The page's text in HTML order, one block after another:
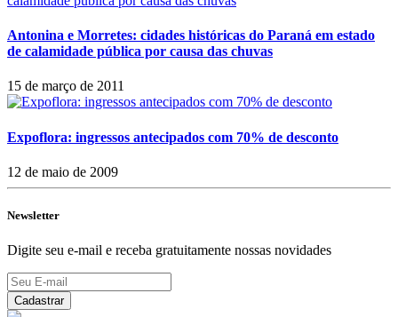
Antonina e Morretes: cidades históricas do Paraná em estado
de calamidade pública por causa das chuvas
15 de março de 2011
Expoflora: ingressos antecipados com 70% de desconto
12 de maio de 2009
Newsletter
Digite seu e-mail e receba gratuitamente nossas novidades